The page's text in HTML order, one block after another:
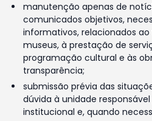
manutenção apenas de
comunicados objetivos,
informativos, relacionados
museus, à prestação de
programação cultural e às
transparência;
submissão prévia das
dúvida à unidade
institucional e, quando